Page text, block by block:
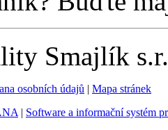
Smajlík
osobních údajů | Mapa stránek
| Software a informační systém